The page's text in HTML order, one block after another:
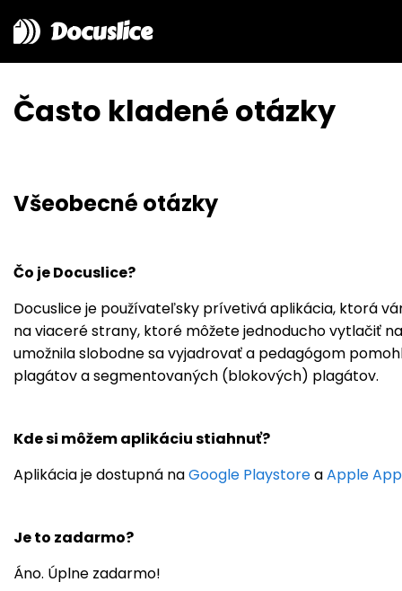
Docuslice
Často kladené otázky
Všeobecné otázky
Čo je Docuslice?
Docuslice je používateľsky prívetivá aplikácia, ktorá
na viaceré strany, ktoré môžete jednoducho vytlačiť
umožnila slobodne sa vyjadrovať a pedagógom
plagátov a segmentovaných (blokových) plagátov.
Kde si môžem aplikáciu stiahnuť?
Aplikácia je dostupná naGoogle PlaystoreaApple
Je to zadarmo?
Áno. Úplne zadarmo!